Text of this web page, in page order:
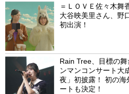
＝ＬＯＶＥ佐々木舞
大谷映美里さん、野
初出演！
Rain Tree、目標の
ンマンコンサート大
夜」初披露！ 初の
ートも決定！